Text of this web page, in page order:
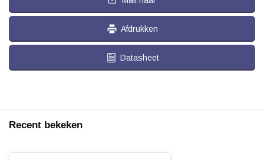
Afdrukken
Datasheet
Recent bekeken